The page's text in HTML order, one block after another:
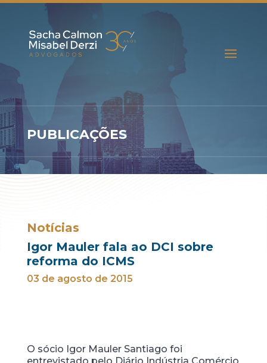
PUBLICAÇÕES
Notícias
Igor Mauler fala ao DCI sobre
reforma do ICMS
03 de agosto de 2015
O sócio Igor Mauler Santiago foi